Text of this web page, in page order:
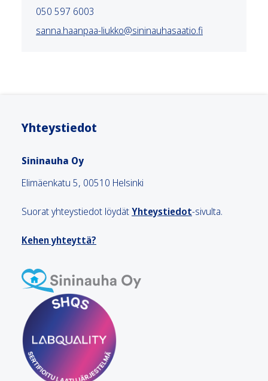
050 597 6003
sanna.haanpaa-liukko@sininauhasaatio.fi
Yhteystiedot
Sininauha Oy
Elimäenkatu 5, 00510 Helsinki
Suorat yhteystiedot löydätYhteystiedot-sivulta.
Kehen yhteyttä?